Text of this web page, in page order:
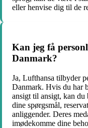
eller henvise dig til de
Kan jeg få
Danmark?
Ja, Lufthansa tilbyder
Danmark. Hvis du har
ansigt til ansigt, kan du
dine spørgsmål,
anliggender. Deres
imødekomme dine